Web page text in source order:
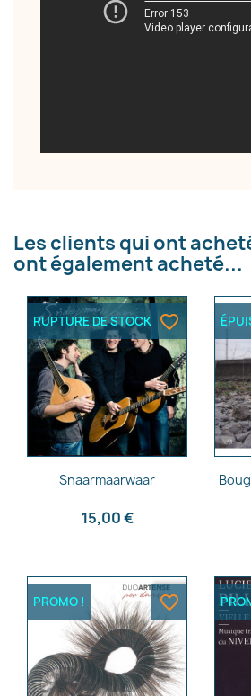
Les clients qui ont
ont également acheté...
Aperçu rapide
Snaarmaarwaar
15,00 €
RUPTURE DE STOCK favorite_border
PROMO ! favorite_border
Créer une liste
Nom de la liste d'envies
Annuler Créer